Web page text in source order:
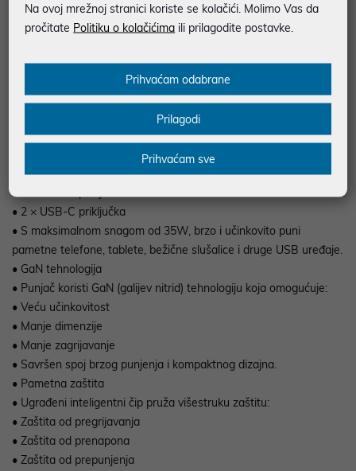
odmoru ili poslovnom putu. Zahvaljujući četiri zamjenjiva priključka
(US, EU, UK, AU), kompatibilan je s utičnicama u više od 200
zemalja svijeta. Kompaktan dizajn omogućuje jednostavno
nošenje i korištenje gdje god se nalazili.
• Punjenje više uređaja istovremeno
• Punite do pet uređaja odjednom:
• 3 × USB-A priključka
• 2 × USB-C priključka
• S maksimalnom snagom od 35W, brzo i učinkovito puni
pametne telefone, tablete, bežične slušalice i druge USB uređaje.
• GaN tehnologija
• Punjač koristi GaN (galijev nitrid) tehnologiju koja omogućuje:
• Veću učinkovitost
• Manje dimenzije
• Manje zagrijavanje
• Savršen spoj brzog punjenja i kompaktnog dizajna.
• Pametna zaštita
• Ugrađeni inteligentni čip pruža višestruku zaštitu:
• Zaštita od pregrijavanja
• Zaštita od prenapona
• Zaštita od prepunjenja
Na ovoj mrežnoj stranici koriste se kolačići. Molimo Vas da
pročitate Politiku o kolačićima ili prilagodite postavke.
Prihvaćam odabrane
Prilagodi
Prihvaćam sve